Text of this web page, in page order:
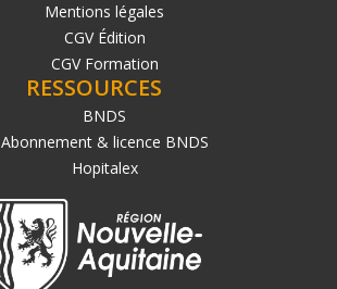
Mentions légales
CGV Édition
CGV Formation
RESSOURCES
BNDS
Abonnement & licence BNDS
Hopitalex